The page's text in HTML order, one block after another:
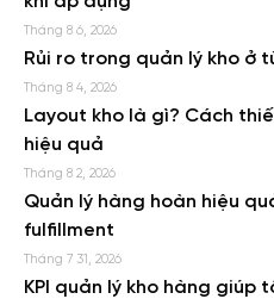
Tháng 8 6, 2026
Rủi ro trong quản lý kho ở
Tháng 8 4, 2026
Layout kho là gì? Cách
hiệu quả
Tháng 8 2, 2026
Quản lý hàng hoàn hiệu
fulfillment
Tháng 7 31, 2026
KPI quản lý kho hàng giúp